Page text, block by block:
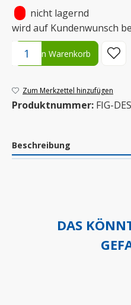
nicht lagernd
wird auf Kundenwunsch
Produkt Anzahl: Gib den
In den Warenkorb
Zum Merkzettel hinzufügen
Produktnummer: FIG-
Beschreibung
DAS